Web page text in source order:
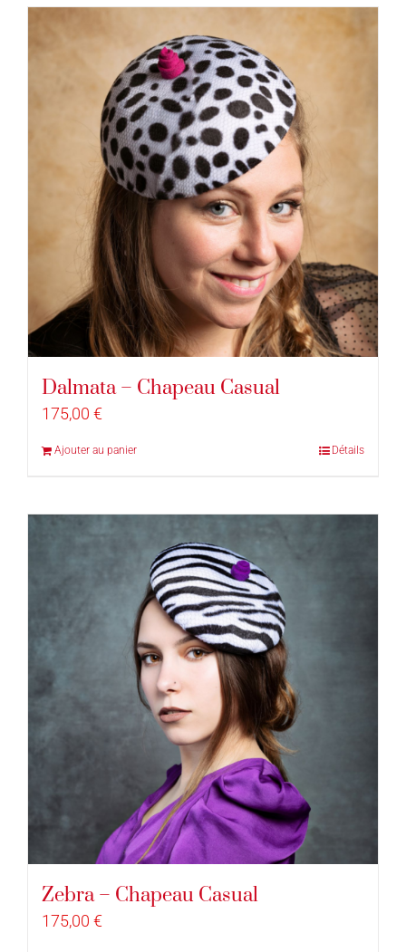
Dalmata – Chapeau Casual
175,00 €
Ajouter au panier Détails
Zebra – Chapeau Casual
175,00 €